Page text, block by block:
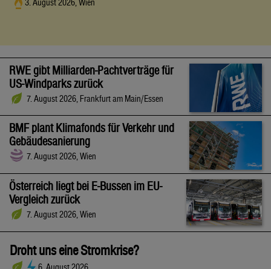
3. August 2026, Wien
RWE gibt Milliarden-Pachtverträge für
US-Windparks zurück
7. August 2026, Frankfurt am Main/Essen
BMF plant Klimafonds für Verkehr und
Gebäudesanierung
7. August 2026, Wien
Österreich liegt bei E-Bussen im EU-
Vergleich zurück
7. August 2026, Wien
Droht uns eine Stromkrise?